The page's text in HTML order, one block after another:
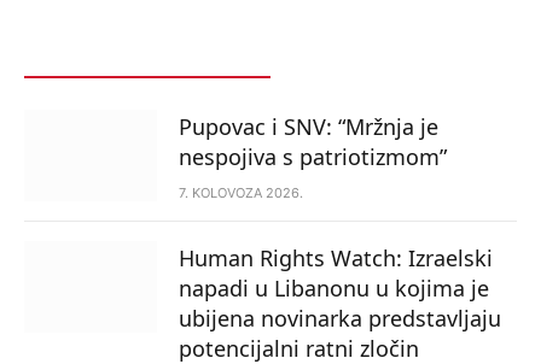
Pupovac i SNV: “Mržnja je
nespojiva s patriotizmom”
7. KOLOVOZA 2026.
Human Rights Watch: Izraelski
napadi u Libanonu u kojima je
ubijena novinarka predstavljaju
potencijalni ratni zločin